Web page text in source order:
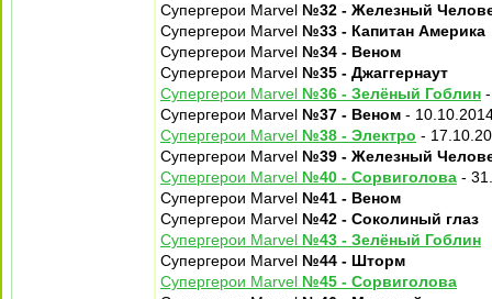
Супергерои Marvel №32 - Железный
Супергерои Marvel №33 - Капитан Америка
Супергерои Marvel №34 - Веном
Супергерои Marvel №35 - Джаггернаут
Супергерои Marvel №36 - Зелёный Гоблин
Супергерои Marvel №37 - Веном -
Супергерои Marvel №38 - Электро -
Супергерои Marvel №39 - Железный
Супергерои Marvel №40 - Сорвиголова -
Супергерои Marvel №41 - Веном
Супергерои Marvel №42 - Соколиный глаз
Супергерои Marvel №43 - Зелёный Гоблин
Супергерои Marvel №44 - Шторм
Супергерои Marvel №45 - Сорвиголова